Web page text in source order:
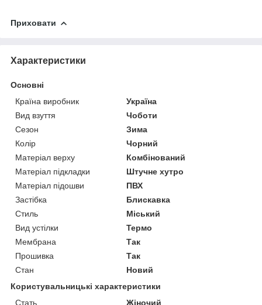
Приховати
Характеристики
Основні
Країна виробник
Україна
Вид взуття
Чоботи
Сезон
Зима
Колір
Чорний
Матеріал верху
Комбінований
Матеріал підкладки
Штучне хутро
Матеріал підошви
ПВХ
Застібка
Блискавка
Стиль
Міський
Вид устілки
Термо
Мембрана
Так
Прошивка
Так
Стан
Новий
Користувальницькі характеристики
Стать
Жіночий